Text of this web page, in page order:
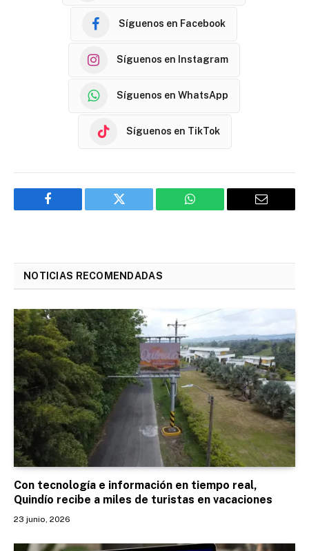
Síguenos en Facebook
Síguenos en Instagram
Síguenos en WhatsApp
Síguenos en TikTok
Facebook Twitter WhatsApp Email
NOTICIAS RECOMENDADAS
Con tecnología e información en tiempo real,
Quindío recibe a miles de turistas en vacaciones
23 junio, 2026